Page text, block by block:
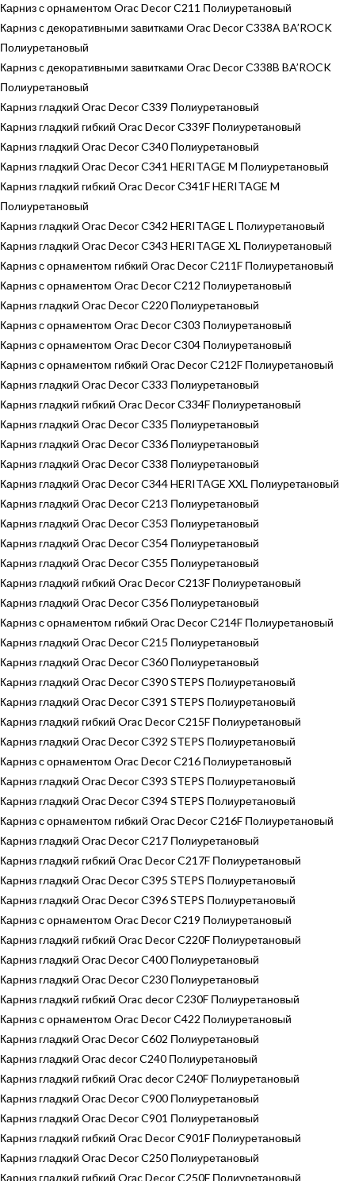
Карниз с орнаментом Orac Decor C211 Полиуретановый
Карниз c декоративными завитками Orac Decor C338A BA’ROCK
Полиуретановый
Карниз c декоративными завитками Orac Decor C338B BA’ROCK
Полиуретановый
Карниз гладкий Orac Decor C339 Полиуретановый
Карниз гладкий гибкий Orac Decor C339F Полиуретановый
Карниз гладкий Orac Decor C340 Полиуретановый
Карниз гладкий Orac Decor C341 HERITAGE M Полиуретановый
Карниз гладкий гибкий Orac Decor C341F HERITAGE M
Полиуретановый
Карниз гладкий Orac Decor C342 HERITAGE L Полиуретановый
Карниз гладкий Orac Decor C343 HERITAGE XL Полиуретановый
Карниз с орнаментом гибкий Orac Decor C211F Полиуретановый
Карниз с орнаментом Orac Decor C212 Полиуретановый
Карниз гладкий Orac Decor C220 Полиуретановый
Карниз с орнаментом Orac Decor C303 Полиуретановый
Карниз с орнаментом Orac Decor C304 Полиуретановый
Карниз с орнаментом гибкий Orac Decor C212F Полиуретановый
Карниз гладкий Orac Decor C333 Полиуретановый
Карниз гладкий гибкий Orac Decor C334F Полиуретановый
Карниз гладкий Orac Decor C335 Полиуретановый
Карниз гладкий Orac Decor C336 Полиуретановый
Карниз гладкий Orac Decor C338 Полиуретановый
Карниз гладкий Orac Decor C344 HERITAGE XXL Полиуретановый
Карниз гладкий Orac Decor C213 Полиуретановый
Карниз гладкий Orac Decor C353 Полиуретановый
Карниз гладкий Orac Decor C354 Полиуретановый
Карниз гладкий Orac Decor C355 Полиуретановый
Карниз гладкий гибкий Orac Decor C213F Полиуретановый
Карниз гладкий Orac Decor C356 Полиуретановый
Карниз с орнаментом гибкий Orac Decor C214F Полиуретановый
Карниз гладкий Orac Decor C215 Полиуретановый
Карниз гладкий Orac Decor C360 Полиуретановый
Карниз гладкий Orac Decor C390 STEPS Полиуретановый
Карниз гладкий Orac Decor C391 STEPS Полиуретановый
Карниз гладкий гибкий Orac Decor C215F Полиуретановый
Карниз гладкий Orac Decor C392 STEPS Полиуретановый
Карниз с орнаментом Orac Decor C216 Полиуретановый
Карниз гладкий Orac Decor C393 STEPS Полиуретановый
Карниз гладкий Orac Decor C394 STEPS Полиуретановый
Карниз с орнаментом гибкий Orac Decor C216F Полиуретановый
Карниз гладкий Orac Decor C217 Полиуретановый
Карниз гладкий гибкий Orac Decor C217F Полиуретановый
Карниз гладкий Orac Decor C395 STEPS Полиуретановый
Карниз гладкий Orac Decor C396 STEPS Полиуретановый
Карниз с орнаментом Orac Decor C219 Полиуретановый
Карниз гладкий гибкий Orac Decor C220F Полиуретановый
Карниз гладкий Orac Decor C400 Полиуретановый
Карниз гладкий Orac Decor C230 Полиуретановый
Карниз гладкий гибкий Orac decor C230F Полиуретановый
Карниз с орнаментом Orac Decor C422 Полиуретановый
Карниз гладкий Orac Decor C602 Полиуретановый
Карниз гладкий Orac decor C240 Полиуретановый
Карниз гладкий гибкий Orac decor C240F Полиуретановый
Карниз гладкий Orac Decor C900 Полиуретановый
Карниз гладкий Orac Decor C901 Полиуретановый
Карниз гладкий гибкий Orac Decor C901F Полиуретановый
Карниз гладкий Orac Decor C250 Полиуретановый
Карниз гладкий гибкий Orac Decor C250F Полиуретановый